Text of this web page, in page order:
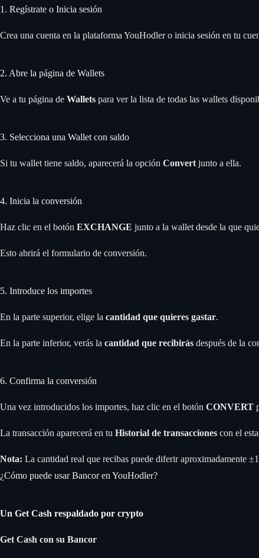
1. Regístrate o Inicia sesión
Crea una cuenta en la plataforma YouHodler o inicia sesión en tu
2. Abre la página de Wallets
Ve a tu página de Wallets para ver la lista de todas las wallets
3. Selecciona una Wallet con saldo
Si tu wallet tiene saldo, aparecerá la opción Convert junto a ella.
4. Inicia la conversión
Haz clic en el botón EXCHANGE junto a la wallet desde la que
Esto abrirá el formulario de conversión.
5. Introduce los importes
En la parte superior, elige la cantidad que quieres gastar.
En la parte inferior, verás la cantidad que recibirás después de la
6. Confirma la conversión
Una vez introducidos los importes, haz clic en el botón CONVERT
La transacción aparecerá en tu Historial de transacciones con el
Nota: La cantidad real que recibas puede diferir aproximadamente
¿Cómo puede usar Bancor en YouHodler?
Un Get Cash respaldado por crypto
Get Cash con su Bancor